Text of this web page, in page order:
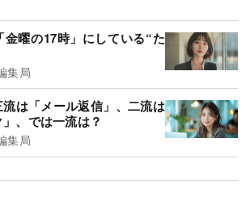
曜の17時」にしている“た
集局
流は「メール返信」、二流は
、では一流は？
集局